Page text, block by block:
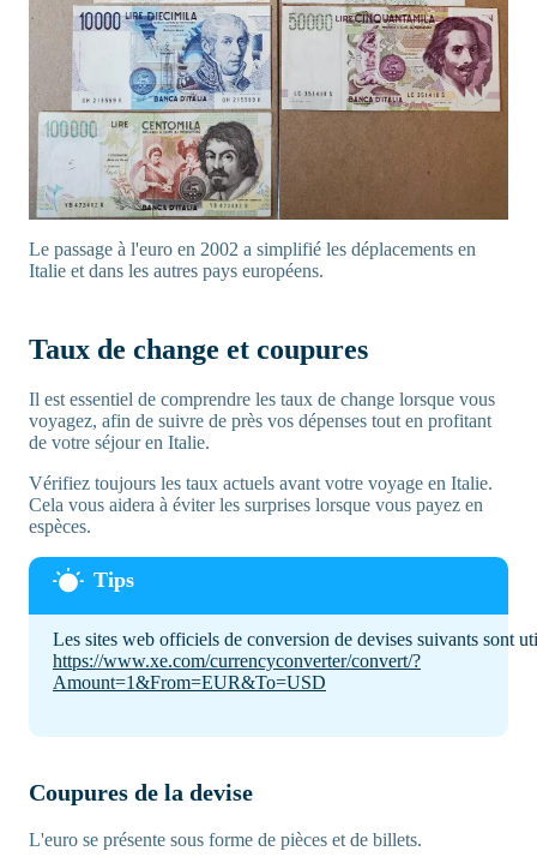
Le passage à l'euro en 2002 a simplifié les déplacements en
Italie et dans les autres pays européens.
Taux de change et coupures
Il est essentiel de comprendre les taux de change lorsque vous
voyagez, afin de suivre de près vos dépenses tout en profitant
de votre séjour en Italie.
Vérifiez toujours les taux actuels avant votre voyage en Italie.
Cela vous aidera à éviter les surprises lorsque vous payez en
espèces.
Les sites web officiels de conversion de devises suivants sont
https://www.xe.com/currencyconverter/convert/?
Amount=1&From=EUR&To=USD
Coupures de la devise
L'euro se présente sous forme de pièces et de billets.